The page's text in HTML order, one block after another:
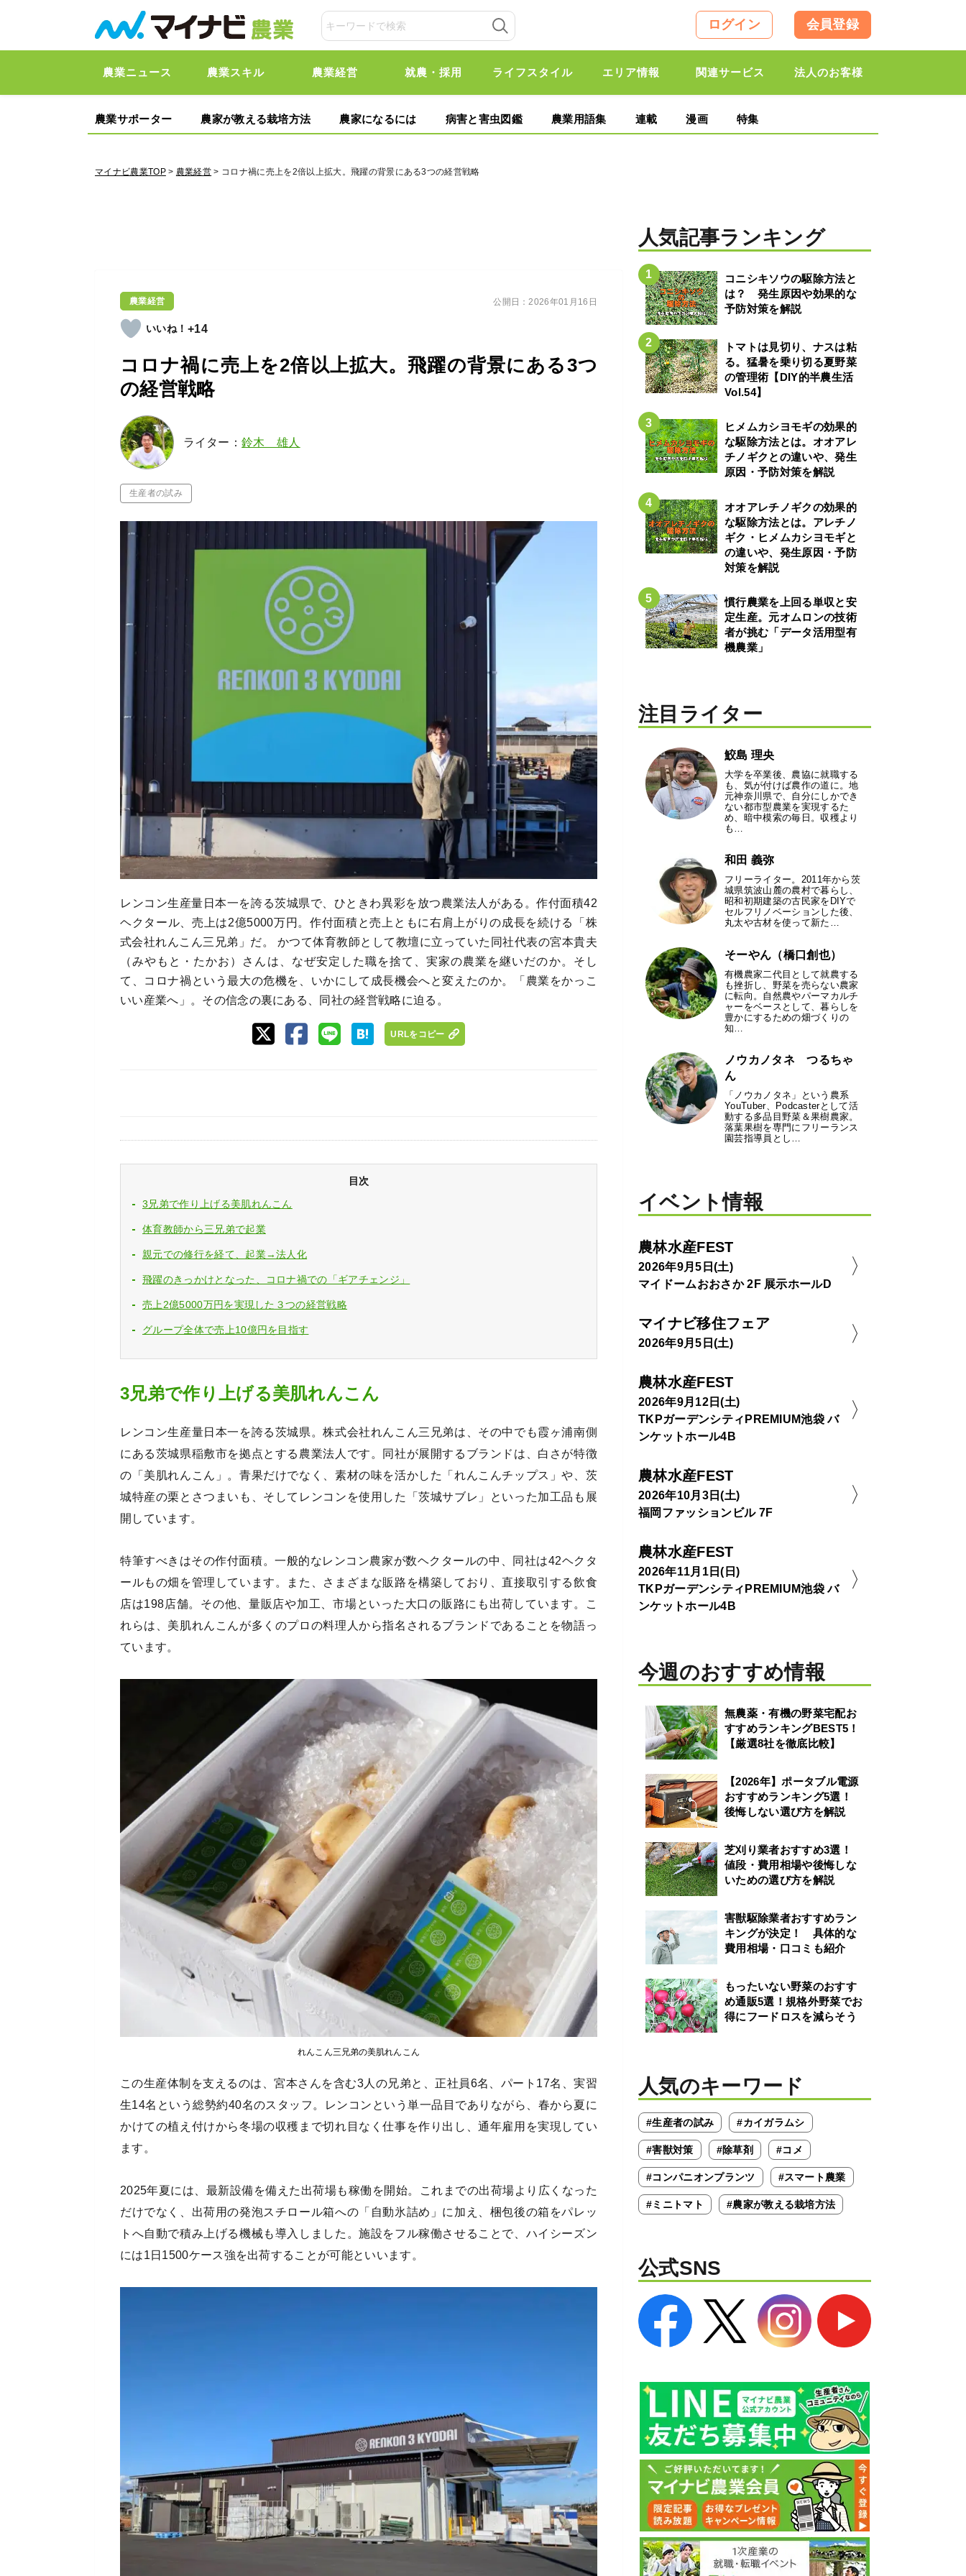
ログイン 会員登録
農業ニュース 農業スキル 農業経営 就農・採用 ライフスタイル エリア情報 関連サービス 法人のお客様
農業サポーター 農家が教える栽培方法 農家になるには 病害と害虫図鑑 農業用語集 連載 漫画 特集
マイナビ農業TOP> 農業経営 > コロナ禍に売上を2倍以上拡大。飛躍の背景にある3つの経営戦略
農業経営
+14
コロナ禍に売上を2倍以上拡大。飛躍の背景にある3つ
の経営戦略
ライター：鈴木 雄人
生産者の試み
公開日：2026年01月16日
レンコン生産量日本一を誇る茨城県で、ひときわ異彩を放つ農業法人がある。作付面積42
ヘクタール、売上は2億5000万円。作付面積と売上ともに右肩上がりの成長を続ける「株
式会社れんこん三兄弟」だ。 かつて体育教師として教壇に立っていた同社代表の宮本貴夫
（みやもと・たかお）さんは、なぜ安定した職を捨て、実家の農業を継いだのか。そし
て、コロナ禍という最大の危機を、いかにして成長機会へと変えたのか。「農業をかっこ
いい産業へ」。その信念の裏にある、同社の経営戦略に迫る。
URLをコピー
目次
3兄弟で作り上げる美肌れんこん
体育教師から三兄弟で起業
親元での修行を経て、起業→法人化
飛躍のきっかけとなった、コロナ禍での「ギアチェンジ」
売上2億5000万円を実現した３つの経営戦略
グループ全体で売上10億円を目指す
3兄弟で作り上げる美肌れんこん
レンコン生産量日本一を誇る茨城県。株式会社れんこん三兄弟は、その中でも霞ヶ浦南側
にある茨城県稲敷市を拠点とする農業法人です。同社が展開するブランドは、白さが特徴
の「美肌れんこん」。青果だけでなく、素材の味を活かした「れんこんチップス」や、茨
城特産の栗とさつまいも、そしてレンコンを使用した「茨城サブレ」といった加工品も展
開しています。
特筆すべきはその作付面積。一般的なレンコン農家が数ヘクタールの中、同社は42ヘクタ
ールもの畑を管理しています。また、さまざまな販路を構築しており、直接取引する飲食
店は198店舗。その他、量販店や加工、市場といった大口の販路にも出荷しています。こ
れらは、美肌れんこんが多くのプロの料理人から指名されるブランドであることを物語っ
ています。
れんこん三兄弟の美肌れんこん
この生産体制を支えるのは、宮本さんを含む3人の兄弟と、正社員6名、パート17名、実習
生14名という総勢約40名のスタッフ。レンコンという単一品目でありながら、春から夏に
かけての植え付けから冬場の収穫まで切れ目なく仕事を作り出し、通年雇用を実現してい
ます。
2025年夏には、最新設備を備えた出荷場も稼働を開始。これまでの出荷場より広くなった
だけでなく、出荷用の発泡スチロール箱への「自動氷詰め」に加え、梱包後の箱をパレッ
トへ自動で積み上げる機械も導入しました。施設をフル稼働させることで、ハイシーズン
には1日1500ケース強を出荷することが可能といいます。
人気記事ランキング
コニシキソウの駆除方法と
は？ 発生原因や効果的な
予防対策を解説
トマトは見切り、ナスは粘
る。猛暑を乗り切る夏野菜
の管理術【DIY的半農生活
Vol.54】
ヒメムカシヨモギの効果的
な駆除方法とは。オオアレ
チノギクとの違いや、発生
原因・予防対策を解説
オオアレチノギクの効果的
な駆除方法とは。アレチノ
ギク・ヒメムカシヨモギと
の違いや、発生原因・予防
対策を解説
慣行農業を上回る単収と安
定生産。元オムロンの技術
者が挑む「データ活用型有
機農業」
注目ライター
鮫島 理央
大学を卒業後、農協に就職する
も、気が付けば農作の道に。地
元神奈川県で、自分にしかでき
ない都市型農業を実現するた
め、暗中模索の毎日。収穫より
も…
和田 義弥
フリーライター。2011年から茨
城県筑波山麓の農村で暮らし、
昭和初期建築の古民家をDIYで
セルフリノベーションした後、
丸太や古材を使って新た…
そーやん（橋口創也）
有機農家二代目として就農する
も挫折し、野菜を売らない農家
に転向。自然農やパーマカルチ
ャーをベースとして、暮らしを
豊かにするための畑づくりの
知…
ノウカノタネ つるちゃ
ん
「ノウカノタネ」という農系
YouTuber、Podcasterとして活
動する多品目野菜＆果樹農家。
落葉果樹を専門にフリーランス
園芸指導員とし…
イベント情報
農林水産FEST
2026年9月5日(土)
マイドームおおさか 2F 展示ホールD
マイナビ移住フェア
2026年9月5日(土)
農林水産FEST
2026年9月12日(土)
TKPガーデンシティPREMIUM池袋 バ
ンケットホール4B
農林水産FEST
2026年10月3日(土)
福岡ファッションビル 7F
農林水産FEST
2026年11月1日(日)
TKPガーデンシティPREMIUM池袋 バ
ンケットホール4B
今週のおすすめ情報
無農薬・有機の野菜宅配お
すすめランキングBEST5！
【厳選8社を徹底比較】
【2026年】ポータブル電源
おすすめランキング5選！
後悔しない選び方を解説
芝刈り業者おすすめ3選！
値段・費用相場や後悔しな
いための選び方を解説
害獣駆除業者おすすめラン
キングが決定！ 具体的な
費用相場・口コミも紹介
もったいない野菜のおすす
め通販5選！規格外野菜でお
得にフードロスを減らそう
人気のキーワード
#生産者の試み #カイガラムシ
#害獣対策 #除草剤 #コメ
#コンパニオンプランツ #スマート農業
#ミニトマト #農家が教える栽培方法
公式SNS